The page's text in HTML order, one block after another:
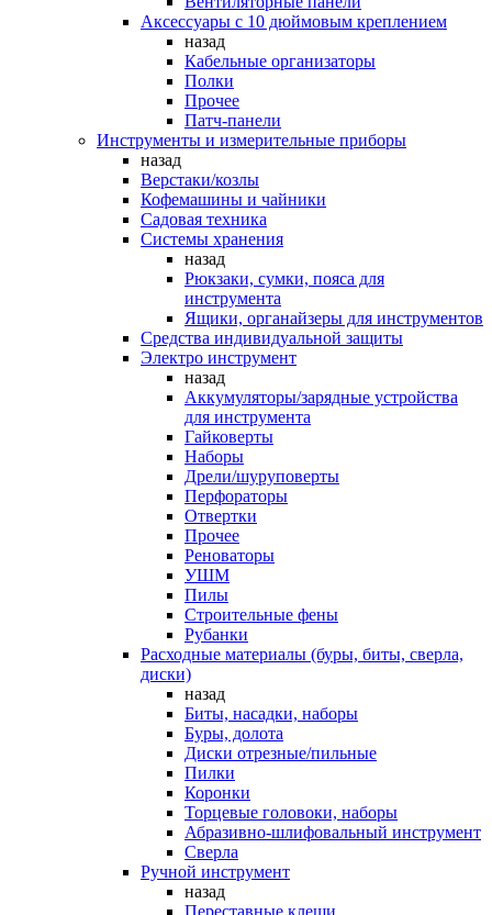
Аксессуары с 10 дюймовым креплением
назад
Кабельные организаторы
Полки
Прочее
Патч-панели
Инструменты и измерительные приборы
назад
Верстаки/козлы
Кофемашины и чайники
Садовая техника
Системы хранения
назад
Рюкзаки, сумки, пояса для
инструмента
Ящики, органайзеры для инструментов
Средства индивидуальной защиты
Электро инструмент
назад
Аккумуляторы/зарядные устройства
для инструмента
Гайковерты
Наборы
Дрели/шуруповерты
Перфораторы
Отвертки
Прочее
Реноваторы
УШМ
Пилы
Строительные фены
Рубанки
Расходные материалы (буры, биты, сверла,
диски)
назад
Биты, насадки, наборы
Буры, долота
Диски отрезные/пильные
Пилки
Коронки
Торцевые головоки, наборы
Абразивно-шлифовальный инструмент
Сверла
Ручной инструмент
назад
Переставные клещи